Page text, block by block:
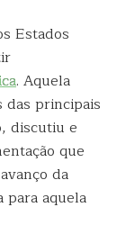
Estados
. Aquela
das principais
discutiu e
que
da
para aquela